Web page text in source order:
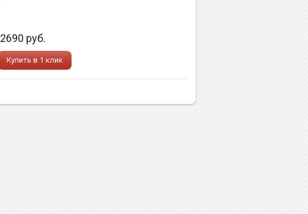
2690 руб.
Купить в 1 клик